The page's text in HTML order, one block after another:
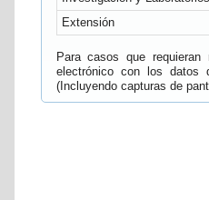
Extensión
Para casos que
electrónico con los datos
(Incluyendo capturas de